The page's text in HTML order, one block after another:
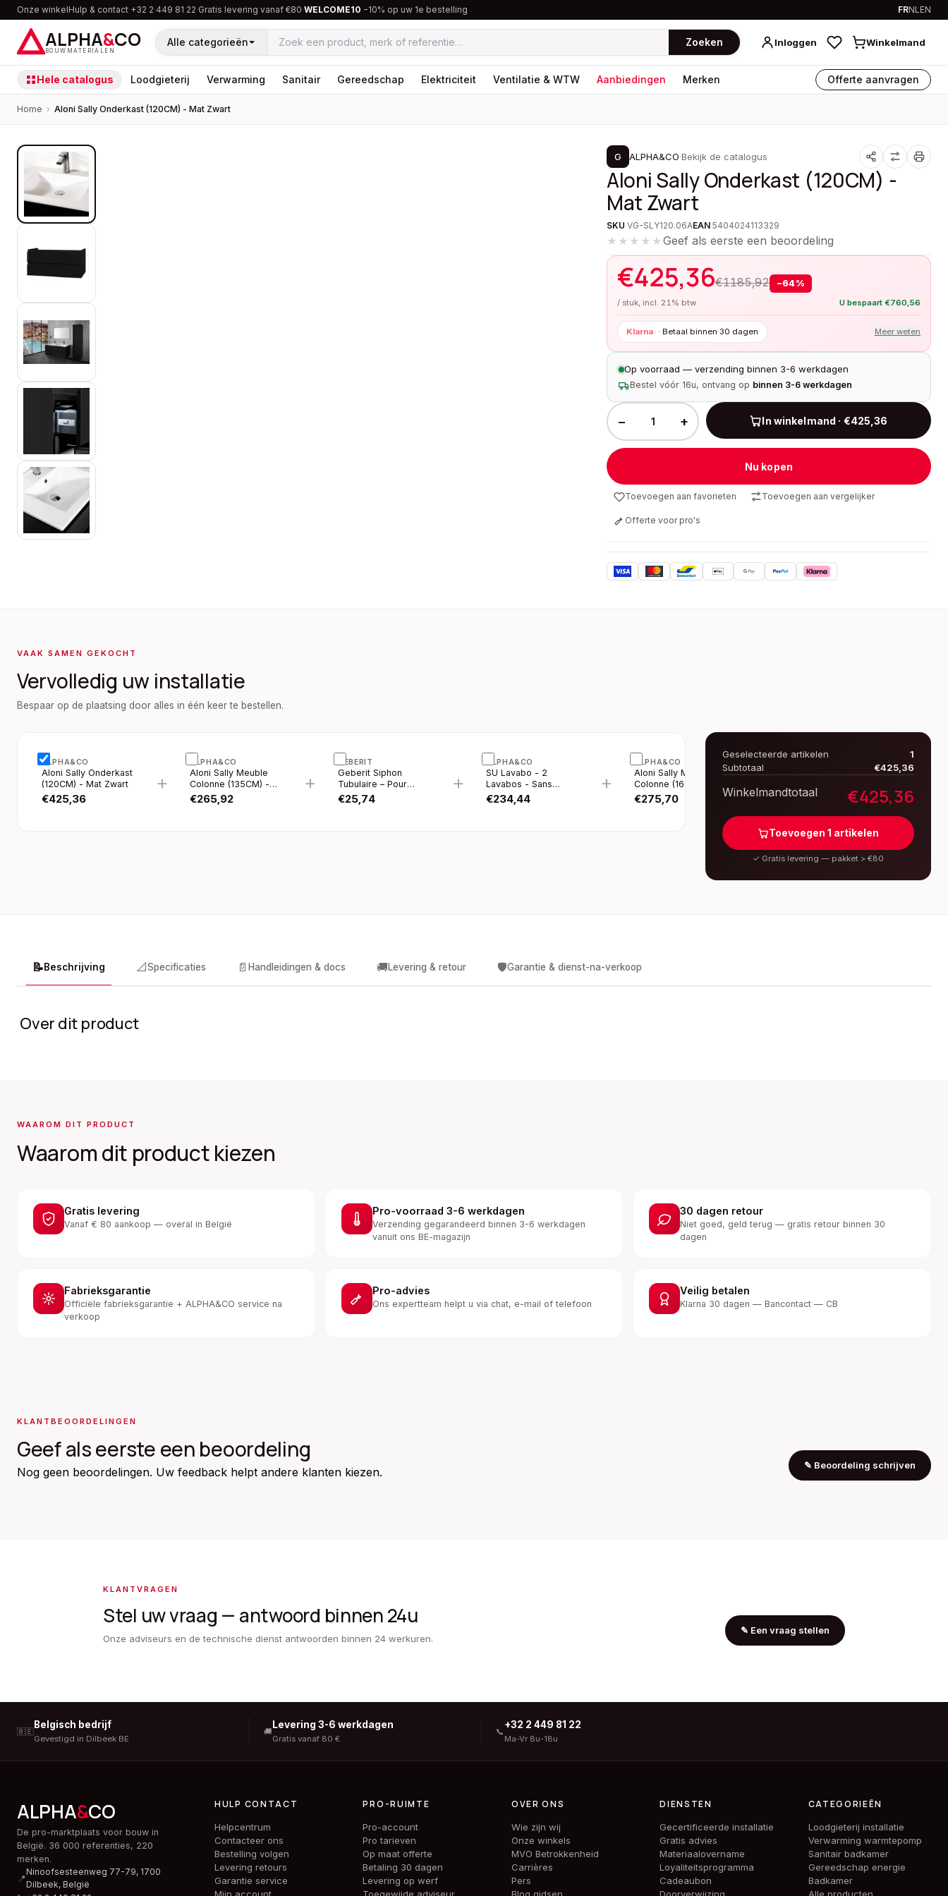
Onze winkelHulp & contact·+32 2 449 81 22·Gratis levering vanaf €80·WELCOME10 −10% op uw 1e bestelling FRNLEN
ALPHA&CO
BOUWMATERIALEN
Alle categorieën Zoeken Inloggen Winkelmand
Hele catalogus Loodgieterij Verwarming Sanitair Gereedschap Elektriciteit Ventilatie & WTW Aanbiedingen Merken Offerte aanvragen
Home › Aloni Sally Onderkast (120CM) - Mat Zwart
G ALPHA&CO·Bekijk de catalogus
Aloni Sally Onderkast (120CM) -
Mat Zwart
SKU VG-SLY120.06AEAN 5404024113329
★★★★★Geef als eerste een beoordeling
€425,36€1185,92 −64%
/ stuk, incl. 21% btw U bespaart €760,56
Klarna · Betaal binnen 30 dagen Meer weten
Op voorraad — verzending binnen 3-6 werkdagen
Bestel vóór 16u, ontvang op binnen 3-6 werkdagen
− + In winkelmand · €425,36
Nu kopen
Toevoegen aan favorieten Toevoegen aan vergelijker
Offerte voor pro's
VAAK SAMEN GEKOCHT
Vervolledig uw installatie
Bespaar op de plaatsing door alles in één keer te bestellen.
ALPHA&CO
Aloni Sally Onderkast
(120CM) - Mat Zwart
€425,36
+
ALPHA&CO
Aloni Sally Meuble
Colonne (135CM) -
Noir Mat
€265,92
+
GEBERIT
Geberit Siphon
Tubulaire – Pour
Lavabo – Gain DE
Place – Évacuation
€25,74
+
ALPHA&CO
SU Lavabo - 2
Lavabos - Sans
Trous DE Robinet -
Céramique - 121×46
€234,44
+
ALPHA&CO
Aloni Sally Meuble
Colonne (160CM) -
Noir Mat
€275,70
Geselecteerde artikelen
1
Subtotaal
€425,36
Winkelmandtotaal €425,36
Toevoegen 1 artikelen
✓ Gratis levering — pakket > €80
📝Beschrijving 📐Specificaties 📄 Handleidingen & docs 🚚Levering & retour 🛡️Garantie & dienst-na-verkoop
Over dit product
WAAROM DIT PRODUCT
Waarom dit product kiezen
Gratis levering
Vanaf € 80 aankoop — overal in België
Pro-voorraad 3-6 werkdagen
Verzending gegarandeerd binnen 3-6 werkdagen
vanuit ons BE-magazijn
30 dagen retour
Niet goed, geld terug — gratis retour binnen 30
dagen
Fabrieksgarantie
Officiële fabrieksgarantie + ALPHA&CO service na
verkoop
Pro-advies
Ons expertteam helpt u via chat, e-mail of telefoon
Veilig betalen
Klarna 30 dagen — Bancontact — CB
KLANTBEOORDELINGEN
Geef als eerste een beoordeling
Nog geen beoordelingen. Uw feedback helpt andere klanten kiezen. ✎ Beoordeling schrijven
KLANTVRAGEN
Stel uw vraag — antwoord binnen 24u
Onze adviseurs en de technische dienst antwoorden binnen 24 werkuren.
✎ Een vraag stellen
🇧🇪
Belgisch bedrijf
Gevestigd in Dilbeek BE
🚚
Levering 3-6 werkdagen
Gratis vanaf 80 €
📞
+32 2 449 81 22
Ma-Vr 8u-18u
ALPHA&CO
De pro-marktplaats voor bouw in
België. 36 000 referenties, 220
merken.
📍
Ninoofsesteenweg 77-79, 1700
Dilbeek, België
HULP CONTACT
Helpcentrum
Contacteer ons
Bestelling volgen
Levering retours
Garantie service
PRO-RUIMTE
Pro-account
Pro tarieven
Op maat offerte
Betaling 30 dagen
Levering op werf
OVER ONS
Wie zijn wij
Onze winkels
MVO Betrokkenheid
Carrières
Pers
DIENSTEN
Gecertificeerde installatie
Gratis advies
Materiaalovername
Loyaliteitsprogramma
Cadeaubon
CATEGORIEËN
Loodgieterij installatie
Verwarming warmtepomp
Sanitair badkamer
Gereedschap energie
Badkamer